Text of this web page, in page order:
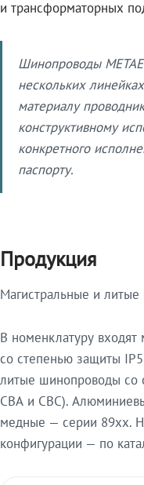
и трансформаторных
Шинопроводы
нескольких
материалу
конструктивному
конкретного
паспорту.
Продукция
Магистральные и
В номенклатуру
со степенью защиты
литые шинопроводы со
СВА и СВС).
медные — серии 89xx.
конфигурации — по